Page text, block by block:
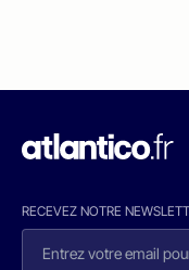
RECEVEZ NOTRE